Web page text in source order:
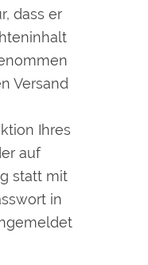
dass er
Versand
Ihres
auf
statt mit
in